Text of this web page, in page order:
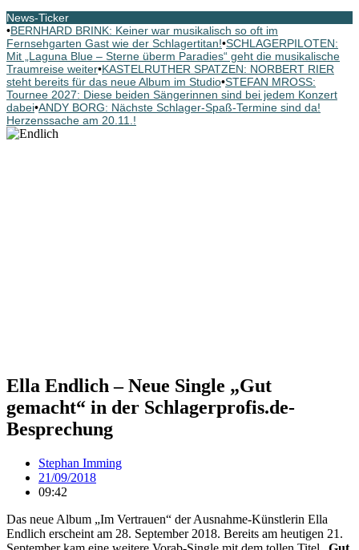
News-Ticker
•BERNHARD BRINK: Keiner war musikalisch so oft im
Fernsehgarten Gast wie der Schlagertitan!•SCHLAGERPILOTEN:
Mit „Laguna Blue – Sterne überm Paradies“ geht die musikalische
Traumreise weiter•KASTELRUTHER SPATZEN: NORBERT RIER
steht bereits für das neue Album im Studio•STEFAN MROSS:
Tournee 2027: Diese beiden Sängerinnen sind bei jedem Konzert
dabei•ANDY BORG: Nächste Schlager-Spaß-Termine sind da!
Herzenssache am 20.11.!
Ella Endlich – Neue Single „Gut
gemacht“ in der Schlagerprofis.de-
Besprechung
Stephan Imming
21/09/2018
09:42
Das neue Album „Im Vertrauen“ der Ausnahme-Künstlerin Ella
Endlich erscheint am 28. September 2018. Bereits am heutigen 21.